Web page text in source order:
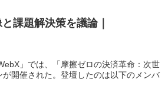
課題解決策を議論｜
」では、「摩擦ゼロの決済革命：次世
開催された。登壇したのは以下のメンバ